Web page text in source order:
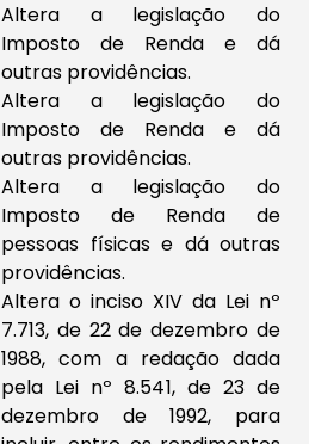
Altera a legislação do
Imposto de Renda e dá
outras providências.
Altera a legislação do
Imposto de Renda e dá
outras providências.
Altera a legislação do
Imposto de Renda de
pessoas físicas e dá outras
providências.
Altera o inciso XIV da Lei nº
7.713, de 22 de dezembro de
1988, com a redação dada
pela Lei nº 8.541, de 23 de
dezembro de 1992, para